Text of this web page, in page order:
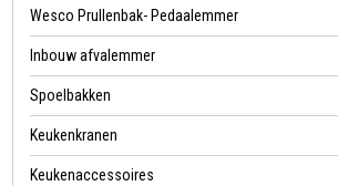
Wesco Prullenbak- Pedaalemmer
Inbouw afvalemmer
Spoelbakken
Keukenkranen
Keukenaccessoires